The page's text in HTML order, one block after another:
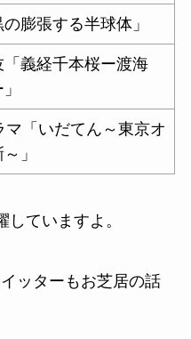
の膨張する半球体」
義経千本桜ー渡海
マ「いだてん～東京オ
」
ていますよ。
ッターもお芝居の話